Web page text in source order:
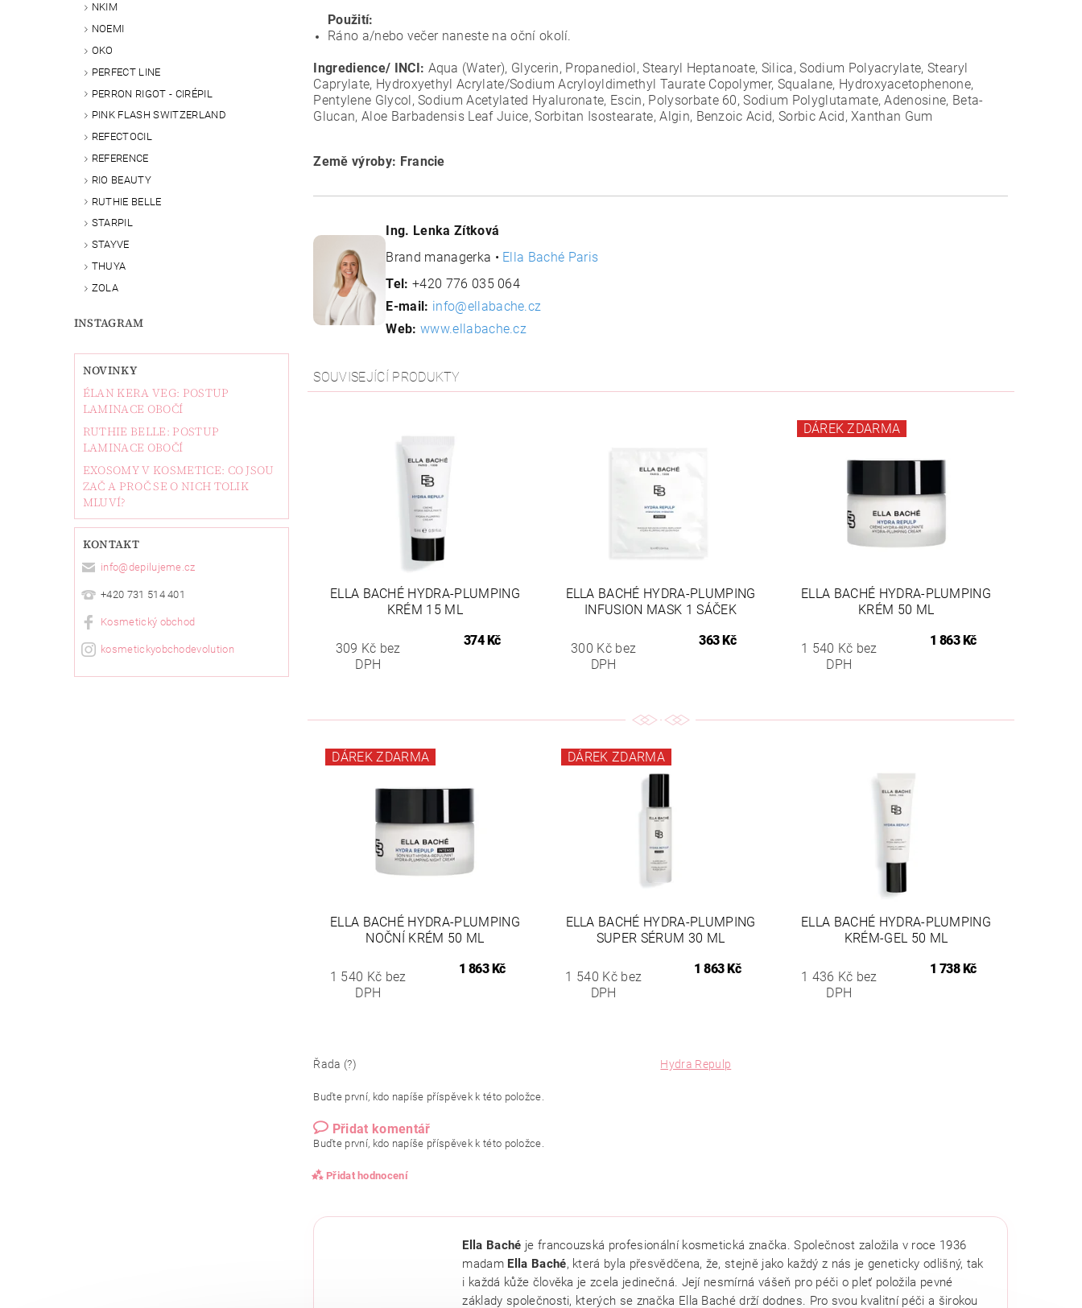
NKIM
NOEMI
OKO
PERFECT LINE
PERRON RIGOT - CIRÉPIL
PINK FLASH SWITZERLAND
REFECTOCIL
REFERENCE
RIO BEAUTY
RUTHIE BELLE
STARPIL
STAYVE
THUYA
ZOLA
INSTAGRAM
NOVINKY
ÉLAN KERA VEG: POSTUP
LAMINACE OBOČÍ
RUTHIE BELLE: POSTUP
LAMINACE OBOČÍ
EXOSOMY V KOSMETICE: CO JSOU
ZAČ A PROČ SE O NICH TOLIK
MLUVÍ?
KONTAKT
info@depilujeme.cz
+420 731 514 401
Kosmetický obchod
kosmetickyobchodevolution
Použití:
Ráno a/nebo večer naneste na oční okolí.
Ingredience/ INCI: Aqua (Water), Glycerin, Propanediol, Stearyl Heptanoate, Silica, Sodium Polyacrylate, Stearyl
Caprylate, Hydroxyethyl Acrylate/Sodium Acryloyldimethyl Taurate Copolymer, Squalane, Hydroxyacetophenone,
Pentylene Glycol, Sodium Acetylated Hyaluronate, Escin, Polysorbate 60, Sodium Polyglutamate, Adenosine, Beta-
Glucan, Aloe Barbadensis Leaf Juice, Sorbitan Isostearate, Algin, Benzoic Acid, Sorbic Acid, Xanthan Gum
Země výroby: Francie
Ing. Lenka Zítková
Brand managerka • Ella Baché Paris
Tel: +420 776 035 064
E-mail: info@ellabache.cz
Web: www.ellabache.cz
SOUVISEJÍCÍ PRODUKTY
ELLA BACHÉ HYDRA-PLUMPING
KRÉM 15 ML
309 Kč bez
DPH
374 Kč
ELLA BACHÉ HYDRA-PLUMPING
INFUSION MASK 1 SÁČEK
300 Kč bez
DPH
363 Kč
DÁREK ZDARMA
ELLA BACHÉ HYDRA-PLUMPING
KRÉM 50 ML
1 540 Kč bez
DPH
1 863 Kč
DÁREK ZDARMA
ELLA BACHÉ HYDRA-PLUMPING
NOČNÍ KRÉM 50 ML
1 540 Kč bez
DPH
1 863 Kč
DÁREK ZDARMA
ELLA BACHÉ HYDRA-PLUMPING
SUPER SÉRUM 30 ML
1 540 Kč bez
DPH
1 863 Kč
ELLA BACHÉ HYDRA-PLUMPING
KRÉM-GEL 50 ML
1 436 Kč bez
DPH
1 738 Kč
Řada (?) Hydra Repulp
Buďte první, kdo napíše příspěvek k této položce.
Přidat komentář
Buďte první, kdo napíše příspěvek k této položce.
Přidat hodnocení
Ella Baché je francouzská profesionální kosmetická značka. Společnost založila v roce 1936
madam Ella Baché, která byla přesvědčena, že, stejně jako každý z nás je geneticky odlišný, tak
i každá kůže člověka je zcela jedinečná. Její nesmírná vášeň pro péči o pleť položila pevné
základy společnosti, kterých se značka Ella Baché drží dodnes. Pro svou kvalitní péči a širokou